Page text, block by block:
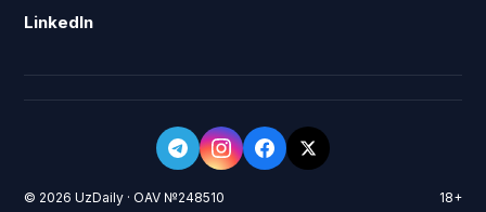
LinkedIn
© 2026 UzDaily · OAV №248510 18+